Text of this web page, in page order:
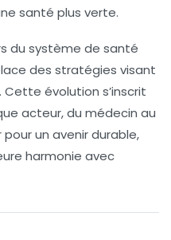
santé plus verte.
du système de santé
des stratégies visant
Cette évolution s’inscrit
acteur, du médecin au
un avenir durable,
harmonie avec